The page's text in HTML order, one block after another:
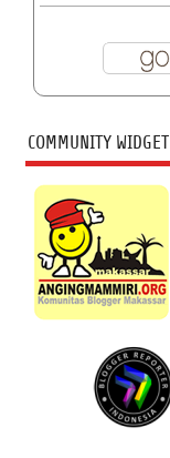
COMMUNITY WIDGET